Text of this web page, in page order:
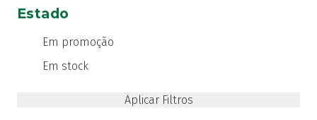
Advancis
Advantix (2)
Advocate
(4)
Estado
Em promoção
Em stock